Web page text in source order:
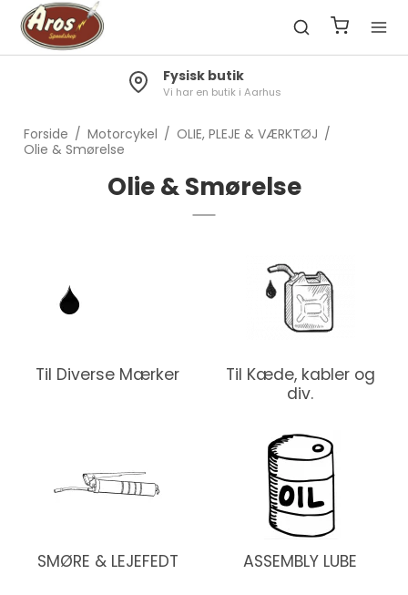
Fysisk butik
Vi har en butik i Aarhus
Forside / Motorcykel / OLIE, PLEJE & VÆRKTØJ /
Olie & Smørelse
Olie & Smørelse
Til Diverse Mærker
Til Kæde, kabler og
div.
SMØRE & LEJEFEDT ASSEMBLY LUBE